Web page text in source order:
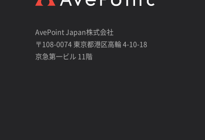
AvePoint Japan株式会社
〒108-0074 東京都港区高輪 4-10-18
京急第一ビル 11階